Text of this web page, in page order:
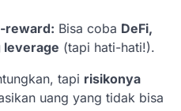
reward: Bisa coba DeFi,
leverage (tapi hati-hati!).
tapi risikonya
uang yang tidak bisa